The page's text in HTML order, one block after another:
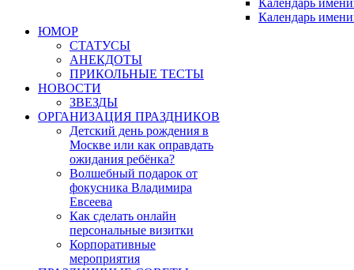
Календарь
ЮМОР
СТАТУСЫ
АНЕКДОТЫ
ПРИКОЛЬНЫЕ ТЕСТЫ
НОВОСТИ
ЗВЕЗДЫ
ОРГАНИЗАЦИЯ ПРАЗДНИКОВ
Детский день рождения в
Москве или как оправдать
ожидания ребёнка?
Волшебный подарок от
фокусника Владимира
Евсеева
Как сделать онлайн
персональные визитки
Корпоративные
мероприятия